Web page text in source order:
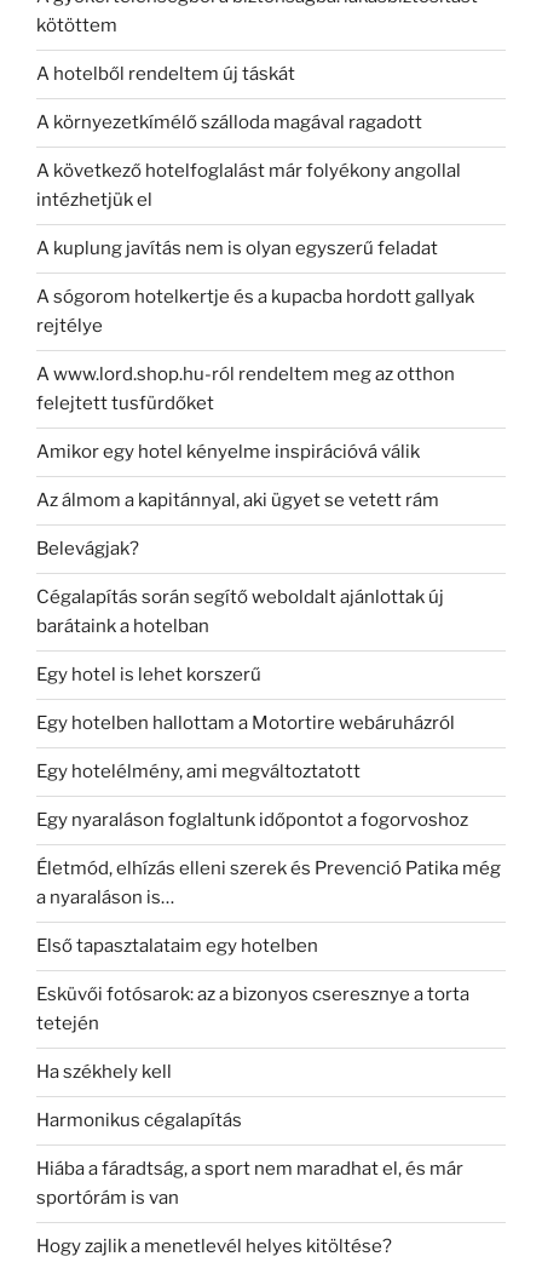
kötöttem
A hotelből rendeltem új táskát
A környezetkímélő szálloda magával ragadott
A következő hotelfoglalást már folyékony angollal
intézhetjük el
A kuplung javítás nem is olyan egyszerű feladat
A sógorom hotelkertje és a kupacba hordott gallyak
rejtélye
A www.lord.shop.hu-ról rendeltem meg az otthon
felejtett tusfürdőket
Amikor egy hotel kényelme inspirációvá válik
Az álmom a kapitánnyal, aki ügyet se vetett rám
Belevágjak?
Cégalapítás során segítő weboldalt ajánlottak új
barátaink a hotelban
Egy hotel is lehet korszerű
Egy hotelben hallottam a Motortire webáruházról
Egy hotelélmény, ami megváltoztatott
Egy nyaraláson foglaltunk időpontot a fogorvoshoz
Életmód, elhízás elleni szerek és Prevenció Patika még
a nyaraláson is…
Első tapasztalataim egy hotelben
Esküvői fotósarok: az a bizonyos cseresznye a torta
tetején
Ha székhely kell
Harmonikus cégalapítás
Hiába a fáradtság, a sport nem maradhat el, és már
sportórám is van
Hogy zajlik a menetlevél helyes kitöltése?